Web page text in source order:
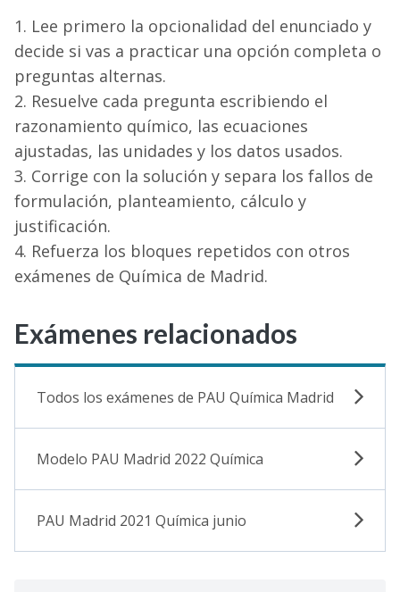
Lee primero la opcionalidad del enunciado y
decide si vas a practicar una opción completa o
preguntas alternas.
Resuelve cada pregunta escribiendo el
razonamiento químico, las ecuaciones
ajustadas, las unidades y los datos usados.
Corrige con la solución y separa los fallos de
formulación, planteamiento, cálculo y
justificación.
Refuerza los bloques repetidos con otros
exámenes de Química de Madrid.
Exámenes relacionados
Todos los exámenes de PAU Química Madrid
Modelo PAU Madrid 2022 Química
PAU Madrid 2021 Química junio